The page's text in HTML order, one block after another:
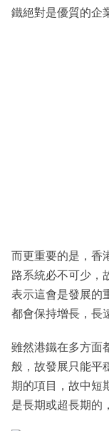
鐵絕對是優質的企
而更重要的是，香
路系統必不可少，
表示這會是發展的
都會保持增長，長
雖然港鐵在多方面
般，故發展只能平
期的項目，故中短
是長期或超長期的